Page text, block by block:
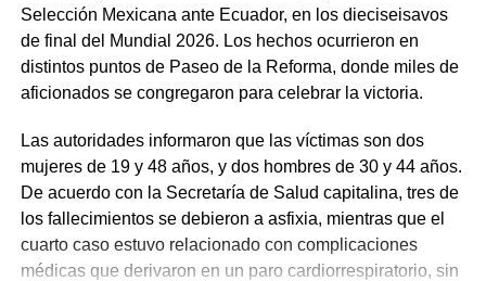
Selección Mexicana ante Ecuador, en los dieciseisavos
de final del Mundial 2026. Los hechos ocurrieron en
distintos puntos de Paseo de la Reforma, donde miles de
aficionados se congregaron para celebrar la victoria.
Las autoridades informaron que las víctimas son dos
mujeres de 19 y 48 años, y dos hombres de 30 y 44 años.
De acuerdo con la Secretaría de Salud capitalina, tres de
los fallecimientos se debieron a asfixia, mientras que el
cuarto caso estuvo relacionado con complicaciones
médicas que derivaron en un paro cardiorrespiratorio, sin